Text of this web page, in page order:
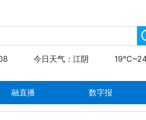
今日天气：江阴
融直播 数字报